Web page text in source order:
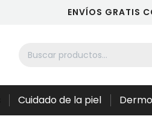
ENVÍOS GRATIS
Cuidado de la piel